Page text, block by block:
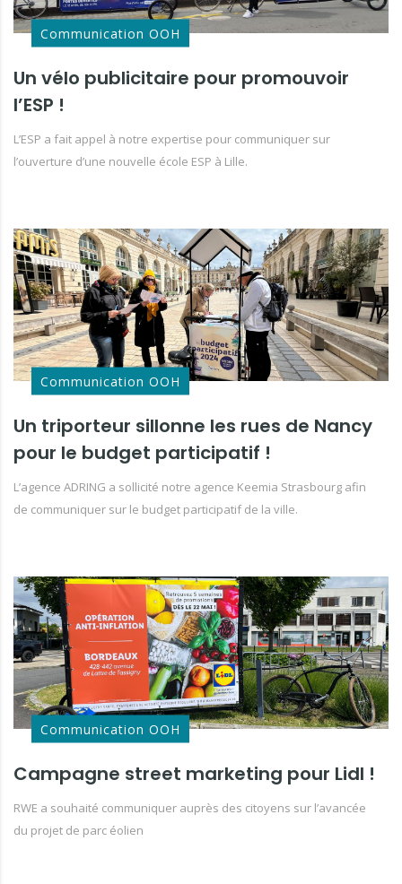
Communication OOH
Un vélo publicitaire pour promouvoir
l’ESP !
L’ESP a fait appel à notre expertise pour communiquer sur
l’ouverture d’une nouvelle école ESP à Lille.
Communication OOH
Un triporteur sillonne les rues de Nancy
pour le budget participatif !
L’agence ADRING a sollicité notre agence Keemia Strasbourg afin
de communiquer sur le budget participatif de la ville.
Communication OOH
Campagne street marketing pour Lidl !
RWE a souhaité communiquer auprès des citoyens sur l’avancée
du projet de parc éolien